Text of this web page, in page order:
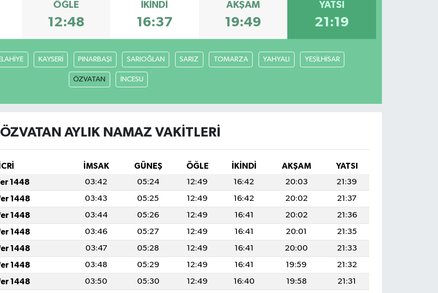
ÖĞLE
12:48
İKINDI
16:37
AKŞAM
19:49
YATSI
21:19
KAYSERİ PINARBAŞI SARIOĞLAN SARIZ TOMARZA YAHYALI YEŞİLHİSAR
ÖZVATAN İNCESU
ÖZVATAN AYLIK NAMAZ VAKITLERI
İMSAK GÜNEŞ ÖĞLE İKINDI AKŞAM
YATSI
1448 03:42 05:24 12:49 16:42 20:03
21:39
1448 03:43 05:25 12:49 16:42 20:02
21:37
1448 03:44 05:26 12:49 16:41 20:02
21:36
1448 03:46 05:27 12:49 16:41 20:01
21:35
1448 03:47 05:28 12:49 16:41 20:00
21:33
1448 03:48 05:29 12:49 16:41 19:59
21:32
1448 03:50 05:30 12:49 16:40 19:58
21:31